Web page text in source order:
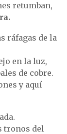
retumban,
ráfagas de la
en la luz,
de cobre.
y aquí
tronos del